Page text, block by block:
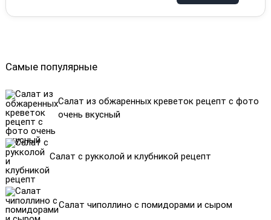
Самые популярные
Салат из обжаренных креветок рецепт с фото
очень вкусный
Салат с рукколой и клубникой рецепт
Салат чиполлино с помидорами и сыром